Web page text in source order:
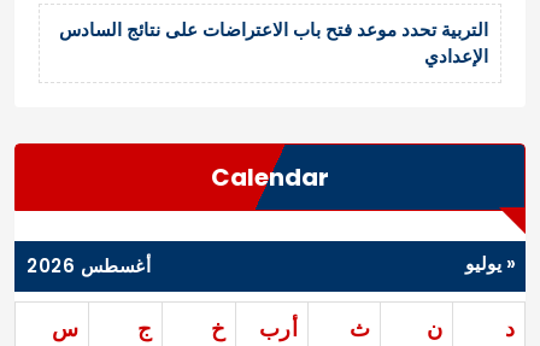
التربية تحدد موعد فتح باب الاعتراضات على نتائج السادس
الإعدادي
Calendar
أغسطس 2026
د ن ث أرب خ ج س
« يوليو